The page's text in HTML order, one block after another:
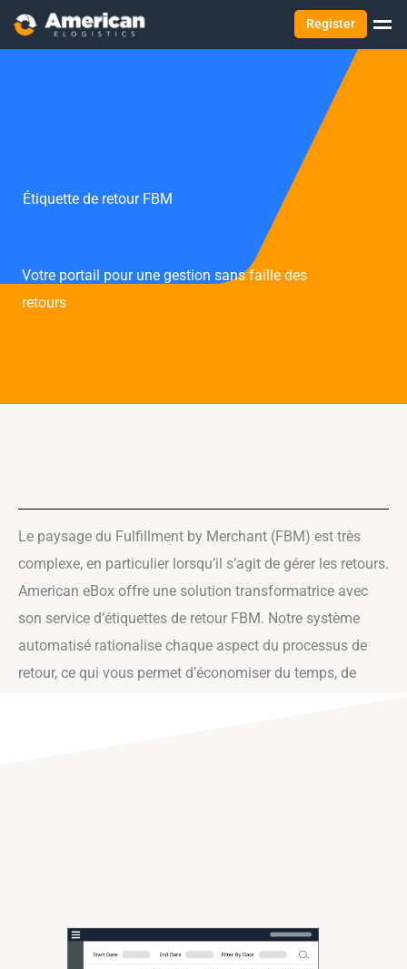
Register
Étiquette de retour FBM
Votre portail pour une gestion sans faille des
retours
Le paysage du Fulfillment by Merchant (FBM) est très
complexe, en particulier lorsqu’il s’agit de gérer les retours.
American eBox offre une solution transformatrice avec
son service d’étiquettes de retour FBM. Notre système
automatisé rationalise chaque aspect du processus de
retour, ce qui vous permet d’économiser du temps, de